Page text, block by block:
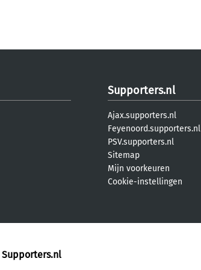
Supporters.nl
Ajax.supporters.nl
Feyenoord.supporters.nl
PSV.supporters.nl
Sitemap
Mijn voorkeuren
Cookie-instellingen
Supporters.nl